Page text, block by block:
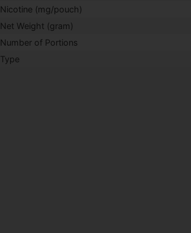
Nicotine (mg/pouch)
Net Weight (gram)
Number of Portions
Type